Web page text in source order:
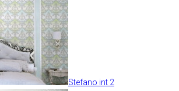
Stefano int 2